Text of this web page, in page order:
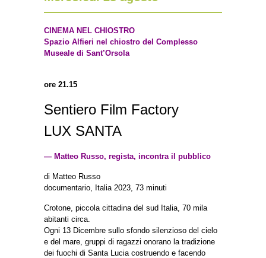
CINEMA NEL CHIOSTRO
Spazio Alfieri nel chiostro del Complesso
Museale di Sant’Orsola
ore 21.15
Sentiero Film Factory
LUX SANTA
— Matteo Russo, regista, incontra il pubblico
di Matteo Russo
documentario, Italia 2023, 73 minuti
Crotone, piccola cittadina del sud Italia, 70 mila
abitanti circa.
Ogni 13 Dicembre sullo sfondo silenzioso del cielo
e del mare, gruppi di ragazzi onorano la tradizione
dei fuochi di Santa Lucia costruendo e facendo